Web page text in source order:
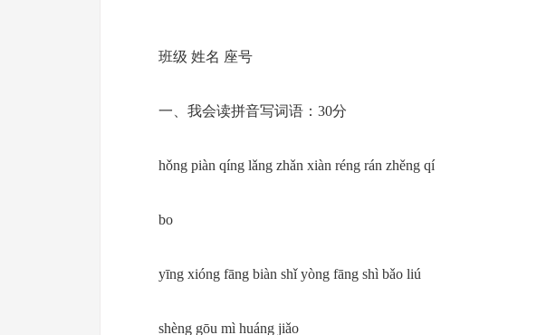
班级 姓名 座号
一、我会读拼音写词语：30分
hǒng piàn qíng lǎng zhǎn xiàn réng rán zhěng qí
bo
yīng xióng fāng biàn shǐ yòng fāng shì bǎo liú
shèng gōu mì huáng jiǎo